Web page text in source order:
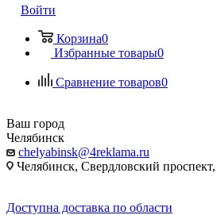
Войти
Корзина0
Избранные товары0
Сравнение товаров0
Ваш город
Челябинск
chelyabinsk@4reklama.ru
Челябинск, Свердловский
Доступна доставка по области